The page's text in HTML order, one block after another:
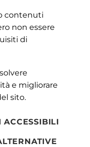
contenuti
non essere
di
e migliorare
sito.